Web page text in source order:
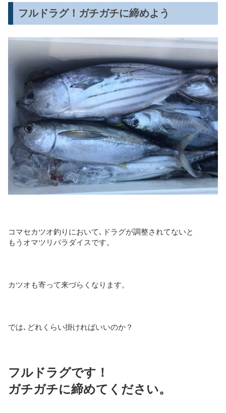
フルドラグ！ガチガチに締めよう
コマセカツオ釣りにおいて､ドラグが調整されてないと
もうオマツリパラダイスです。
カツオも寄って来づらくなります。
では､どれくらい掛ければいいのか？
フルドラグです！
ガチガチに締めてください。